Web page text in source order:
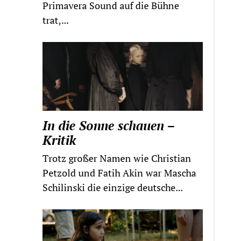
Primavera Sound auf die Bühne
trat,...
In die Sonne schauen –
Kritik
Trotz großer Namen wie Christian
Petzold und Fatih Akin war Mascha
Schilinski die einzige deutsche...